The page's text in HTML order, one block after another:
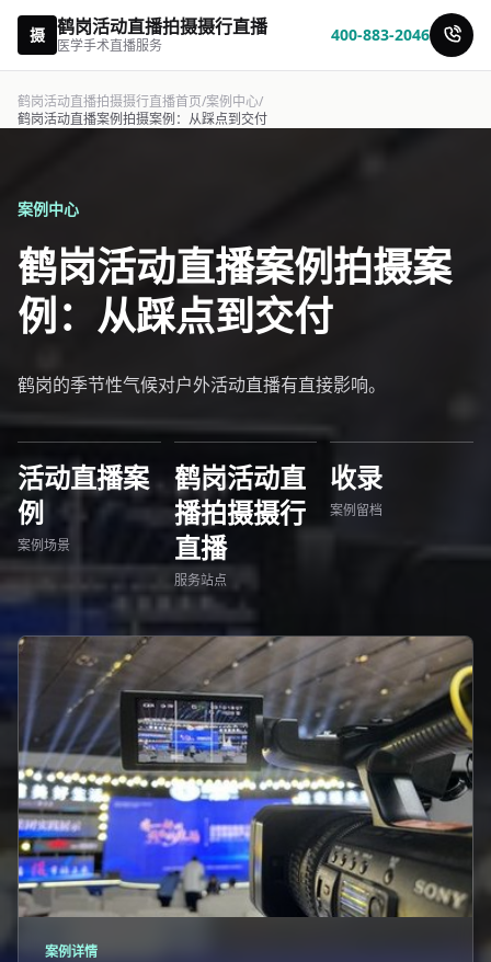
摄 鹤岗活动直播拍摄摄行直播
医学手术直播服务
400-883-2046
鹤岗活动直播拍摄摄行直播首页/案例中心/
鹤岗活动直播案例拍摄案例：从踩点到交付
案例中心
鹤岗活动直播案例拍摄案
例：从踩点到交付
鹤岗的季节性气候对户外活动直播有直接影响。
活动直播案
例
案例场景
鹤岗活动直
播拍摄摄行
直播
服务站点
收录
案例留档
案例详情